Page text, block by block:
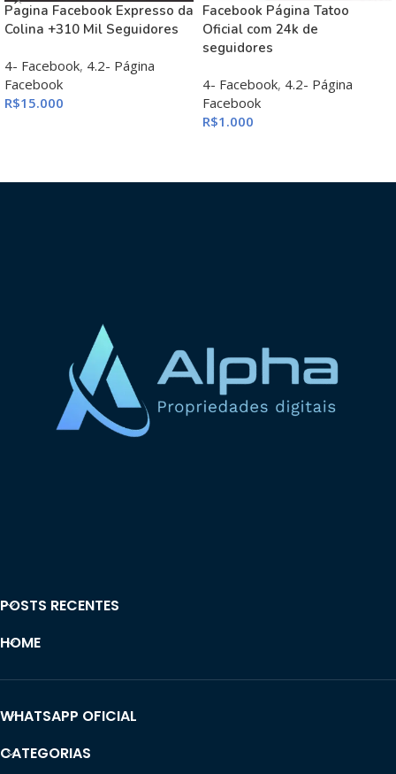
Pagina Facebook Expresso da
Colina +310 Mil Seguidores
4- Facebook, 4.2- Página
Facebook
R$15.000
Facebook Página Tatoo
Oficial com 24k de
seguidores
4- Facebook, 4.2- Página
Facebook
R$1.000
POSTS RECENTES
HOME
WHATSAPP OFICIAL
CATEGORIAS